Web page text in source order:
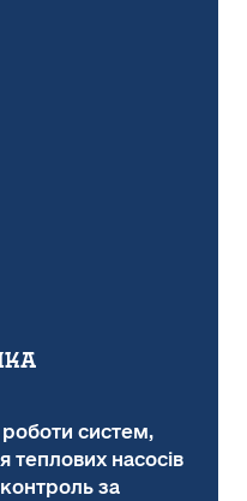
систем,
теплових насосів
за